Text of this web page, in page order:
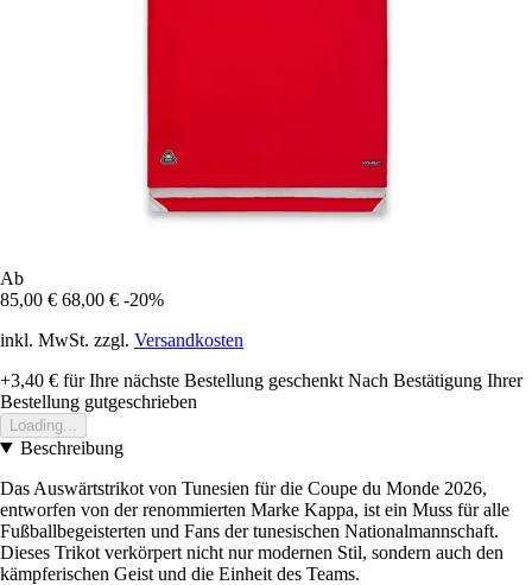
Ab
85,00 € 68,00 € -20%
inkl. MwSt. zzgl. Versandkosten
+3,40 € für Ihre nächste Bestellung geschenkt Nach Bestätigung Ihrer
Bestellung gutgeschrieben
Loading...
Beschreibung
Das Auswärtstrikot von Tunesien für die Coupe du Monde 2026,
entworfen von der renommierten Marke Kappa, ist ein Muss für alle
Fußballbegeisterten und Fans der tunesischen Nationalmannschaft.
Dieses Trikot verkörpert nicht nur modernen Stil, sondern auch den
kämpferischen Geist und die Einheit des Teams.